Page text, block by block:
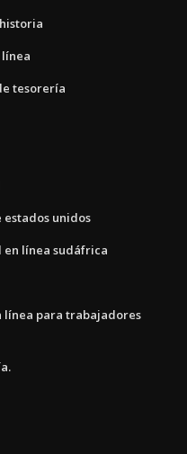
tesorería
unidos
en línea sudáfrica
línea para trabajadores